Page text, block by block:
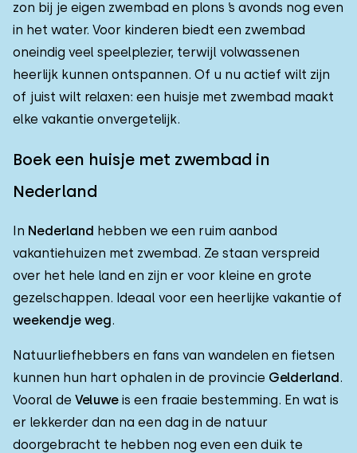
zon bij je eigen zwembad en plons ’s avonds nog even
in het water. Voor kinderen biedt een zwembad
oneindig veel speelplezier, terwijl volwassenen
heerlijk kunnen ontspannen. Of u nu actief wilt zijn
of juist wilt relaxen: een huisje met zwembad maakt
elke vakantie onvergetelijk.
Boek een huisje met zwembad in
Nederland
In Nederland hebben we een ruim aanbod
vakantiehuizen met zwembad. Ze staan verspreid
over het hele land en zijn er voor kleine en grote
gezelschappen. Ideaal voor een heerlijke vakantie of
weekendje weg.
Natuurliefhebbers en fans van wandelen en fietsen
kunnen hun hart ophalen in de provincie Gelderland.
Vooral de Veluwe is een fraaie bestemming. En wat is
er lekkerder dan na een dag in de natuur
doorgebracht te hebben nog even een duik te